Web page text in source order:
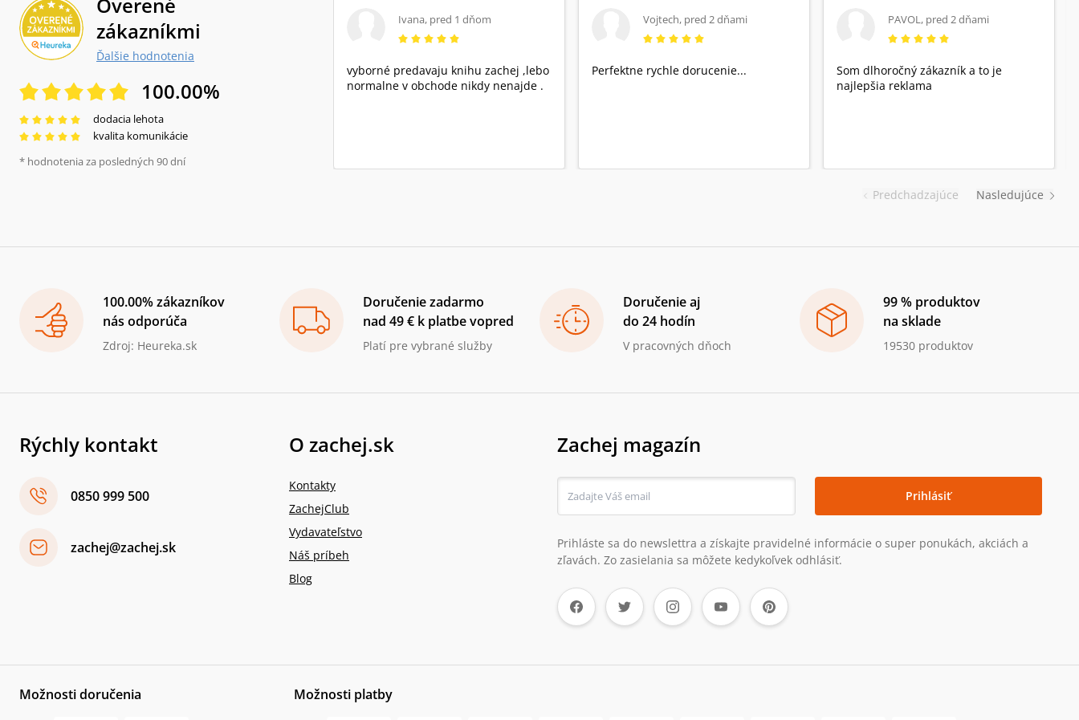
Overené
zákazníkmi
Ďalšie hodnotenia
100.00%
dodacia lehota
kvalita komunikácie
* hodnotenia za posledných 90 dní
Predchadzajúce
Ivana, pred 1 dňom
vyborné predavaju knihu zachej ,lebo
normalne v obchode nikdy nenajde .
Vojtech, pred 2 dňami
Perfektne rychle dorucenie...
PAVOL, pred 2 dňami
Som dlhoročný zákazník a to je
najlepšia reklama
Nasledujúce
100.00% zákazníkov
nás odporúča
Zdroj: Heureka.sk
Doručenie zadarmo
nad 49 € k platbe vopred
Platí pre vybrané služby
Doručenie aj
do 24 hodín
V pracovných dňoch
99 % produktov
na sklade
19530 produktov
Rýchly kontakt
0850 999 500
zachej@zachej.sk
O zachej.sk
Kontakty
ZachejClub
Vydavateľstvo
Náš príbeh
Blog
Zachej magazín
Prihlásiť
Prihláste sa do newslettra a získajte pravidelné informácie o super ponukách, akciách a
zľavách. Zo zasielania sa môžete kedykoľvek odhlásiť.
Možnosti doručenia Možnosti platby